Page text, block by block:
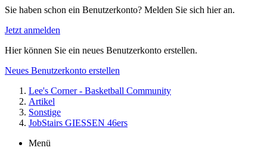
Sie haben schon ein Benutzerkonto? Melden Sie sich hier an.
Jetzt anmelden
Hier können Sie ein neues Benutzerkonto erstellen.
Neues Benutzerkonto erstellen
Lee's Corner - Basketball Community
Artikel
Sonstige
JobStairs GIESSEN 46ers
Menü